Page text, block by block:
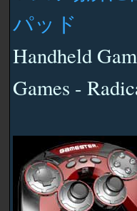
パッド
Handheld
Games -